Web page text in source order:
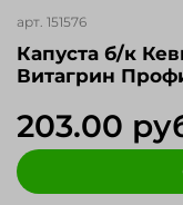
арт. 151576
Капуста б/к
Витагрин
203.00